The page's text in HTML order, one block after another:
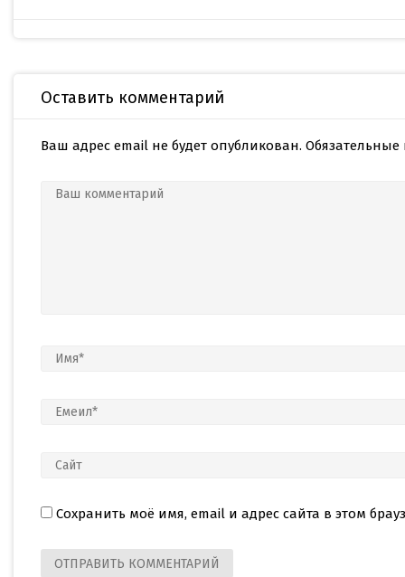
Оставить комментарий
Ваш адрес email не будет опубликован.
Сохранить моё имя, email и адрес сайта в этом